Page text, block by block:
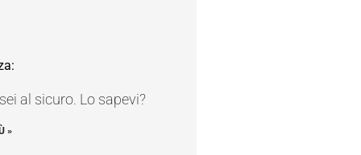
al sicuro. Lo sapevi?
»